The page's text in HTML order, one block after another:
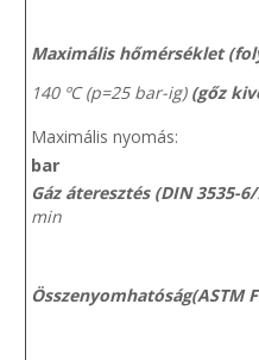
Maximális hőmérséklet
140 ºC (p=25 bar-ig) (gőz
Maximális nyomás:
bar
Gáz áteresztés (DIN 3535-
min
Összenyomhatóság(ASTM